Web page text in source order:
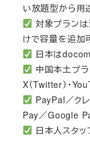
い放題型から用
対象プランは
けで容量を追加
日本は
中国本土プ
X（Twitter）・
PayPal／ク
Pay／Google
日本人スタッ